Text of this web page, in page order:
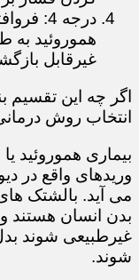
درجه
هموروئید به
غیرقابل
اگر چه این تقسیم
انتخاب روش
بیماری هموروئید
وریدهای واقع در
می آید. بالشتک
بدن انسان هستند
غیرطبیعی شوند
شوند.